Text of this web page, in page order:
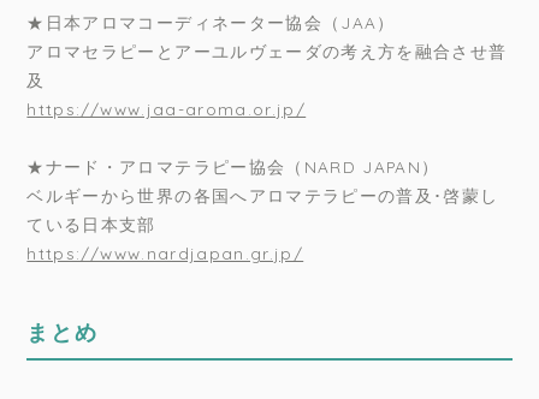
★日本アロマコーディネーター協会（JAA）
アロマセラピーとアーユルヴェーダの考え方を融合させ普
及
https://www.jaa-aroma.or.jp/
★ナード・アロマテラピー協会（NARD JAPAN）
ベルギーから世界の各国へアロマテラピーの普及･啓蒙し
ている日本支部
https://www.nardjapan.gr.jp/
まとめ